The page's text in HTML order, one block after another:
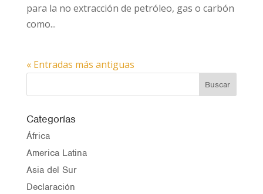
para la no extracción de petróleo, gas o carbón
como...
« Entradas más antiguas
Categorías
África
America Latina
Asia del Sur
Declaración